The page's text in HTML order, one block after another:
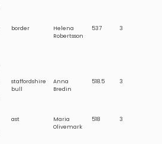
border
Helena
Robertsson
537 3
staffordshire
bull
Anna
Bredin
518.5 3
ast
Maria
Olivemark
518 3